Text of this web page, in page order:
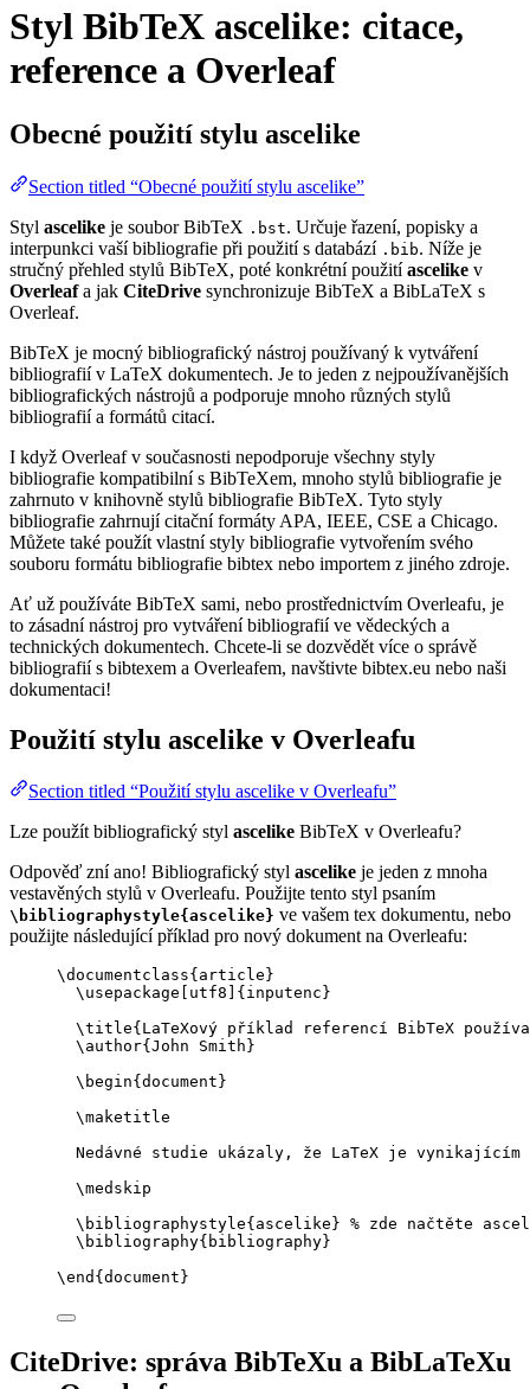
Styl BibTeX ascelike: citace,
reference a Overleaf
Obecné použití stylu ascelike
Section titled “Obecné použití stylu ascelike”
Styl ascelike je soubor BibTeX .bst. Určuje řazení, popisky a
interpunkci vaší bibliografie při použití s databází .bib. Níže je
stručný přehled stylů BibTeX, poté konkrétní použitíascelike v
Overleafa jak CiteDrive synchronizuje BibTeX a BibLaTeX s
Overleaf.
BibTeX je mocný bibliografický nástroj používaný k vytváření
bibliografií v LaTeX dokumentech. Je to jeden z nejpoužívanějších
bibliografických nástrojů a podporuje mnoho různých stylů
bibliografií a formátů citací.
I když Overleaf v současnosti nepodporuje všechny styly
bibliografie kompatibilní s BibTeXem, mnoho stylů bibliografie je
zahrnuto v knihovně stylů bibliografie BibTeX. Tyto styly
bibliografie zahrnují citační formáty APA, IEEE, CSE a Chicago.
Můžete také použít vlastní styly bibliografie vytvořením svého
souboru formátu bibliografie bibtex nebo importem z jiného zdroje.
Ať už používáte BibTeX sami, nebo prostřednictvím Overleafu, je
to zásadní nástroj pro vytváření bibliografií ve vědeckých a
technických dokumentech. Chcete-li se dozvědět více o správě
bibliografií s bibtexem a Overleafem, navštivte bibtex.eu nebo naši
dokumentaci!
Použití stylu ascelike v Overleafu
Section titled “Použití stylu ascelike v Overleafu”
Lze použít bibliografický styl ascelike BibTeX v Overleafu?
Odpověď zní ano! Bibliografický styl ascelike je jeden z mnoha
vestavěných stylů v Overleafu. Použijte tento styl psaním
\bibliographystyle{ascelike} ve vašem tex dokumentu, nebo
použijte následující příklad pro nový dokument na Overleafu:
\documentclass{ article }
\usepackage
utf8 ]{ inputenc }
\title{LaTeXový příklad referencí BibTeX
\author{John Smith}
\begin{ document }
\maketitle
Nedávné studie ukázaly, že LaTeX je vynikajícím
\medskip
\bibliographystyle{ascelike} % zde načtěte
\bibliography{bibliography}
\end { document }
CiteDrive: správa BibTeXu a BibLaTeXu